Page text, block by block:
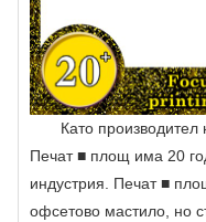
Като
Печат ■ площ има 20
индустрия. Печат ■
офсетово мастило, но